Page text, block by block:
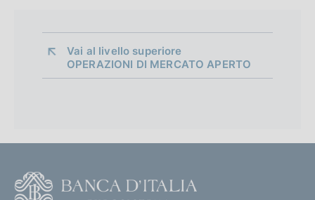
Vai al livello superiore
OPERAZIONI DI MERCATO APERTO